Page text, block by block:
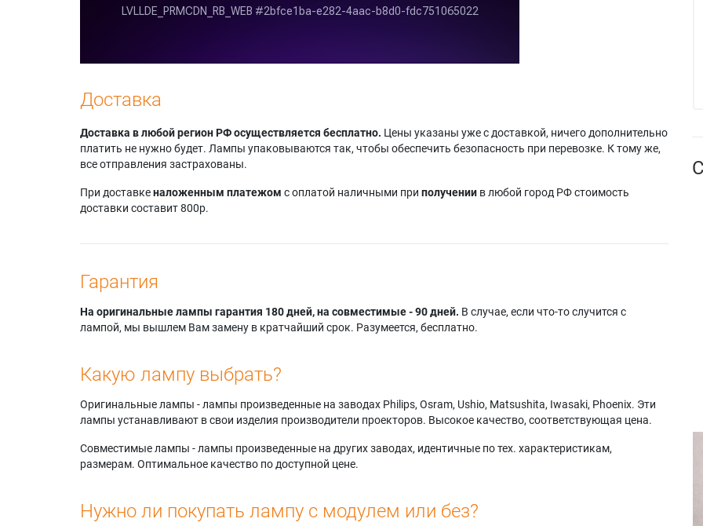
Доставка
Доставка в любой регион РФ осуществляется бесплатно. Цены указаны уже с доставкой, ничего дополнительно
платить не нужно будет. Лампы упаковываются так, чтобы обеспечить безопасность при перевозке. К тому же,
все отправления застрахованы.
При доставкеналоженным платежом с оплатой наличными при получении в любой город РФ стоимость
доставки составит 800р.
Гарантия
На оригинальные лампы гарантия 180 дней, на совместимые - 90 дней. В случае, если что-то случится с
лампой, мы вышлем Вам замену в кратчайший срок. Разумеется, бесплатно.
Какую лампу выбрать?
Оригинальные лампы - лампы произведенные на заводах Philips, Osram, Ushio, Matsushita, Iwasaki, Phoenix. Эти
лампы устанавливают в свои изделия производители проекторов. Высокое качество, соответствующая цена.
Совместимые лампы - лампы произведенные на других заводах, идентичные по тех. характеристикам,
размерам. Оптимальное качество по доступной цене.
Нужно ли покупать лампу с модулем или без?